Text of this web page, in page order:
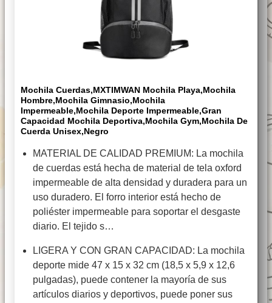
Mochila Cuerdas,MXTIMWAN Mochila Playa,Mochila
Hombre,Mochila Gimnasio,Mochila
Impermeable,Mochila Deporte Impermeable,Gran
Capacidad Mochila Deportiva,Mochila Gym,Mochila De
Cuerda Unisex,Negro
MATERIAL DE CALIDAD PREMIUM: La mochila
de cuerdas está hecha de material de tela oxford
impermeable de alta densidad y duradera para un
uso duradero. El forro interior está hecho de
poliéster impermeable para soportar el desgaste
diario. El tejido s…
LIGERA Y CON GRAN CAPACIDAD: La mochila
deporte mide 47 x 15 x 32 cm (18,5 x 5,9 x 12,6
pulgadas), puede contener la mayoría de sus
artículos diarios y deportivos, puede poner sus